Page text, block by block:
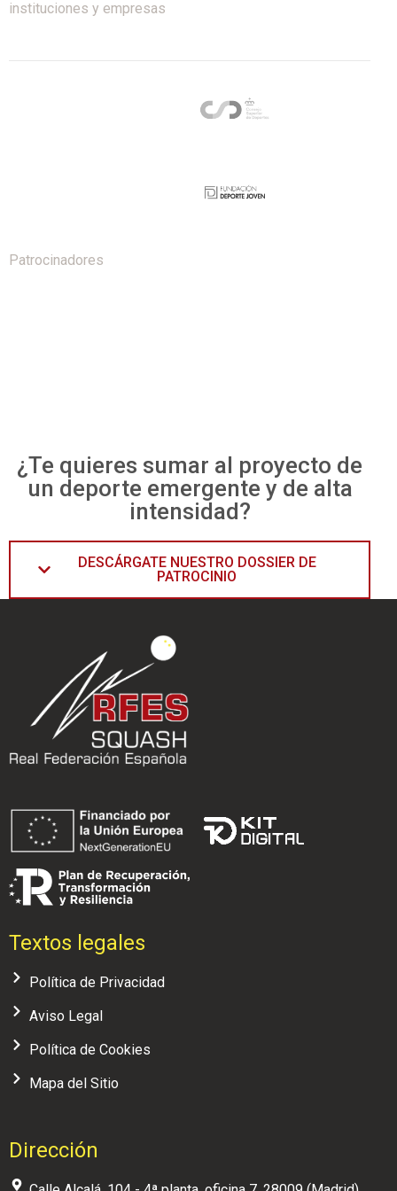
instituciones y empresas
Patrocinadores
¿Te quieres sumar al proyecto de
un deporte emergente y de alta
intensidad?
DESCÁRGATE NUESTRO DOSSIER DE
PATROCINIO
Textos legales
Política de Privacidad
Aviso Legal
Política de Cookies
Mapa del Sitio
Dirección